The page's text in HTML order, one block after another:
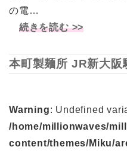
の電…
続きを読む >>
本町製麺所 JR新大
Warning: Undefined
/home/millionwaves/
content/themes/Miku/